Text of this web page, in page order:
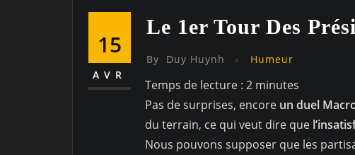
15
AVR
Le 1er Tour Des
By Duy Huynh Humeur
Temps de lecture : 2 minutes
Pas de surprises, encore un duel
du terrain, ce qui veut dire que
Nous pouvons supposer que les